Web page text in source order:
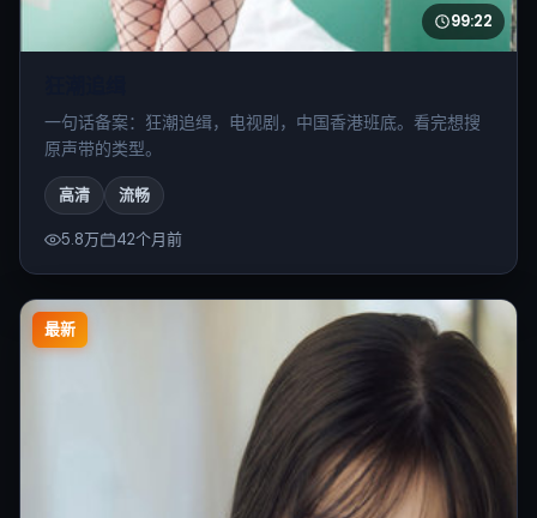
99:22
一句话备案：狂潮追缉，电视剧，中国香港班底。看完想搜
原声带的类型。
高清 流畅
5.8万 42个月前
最新